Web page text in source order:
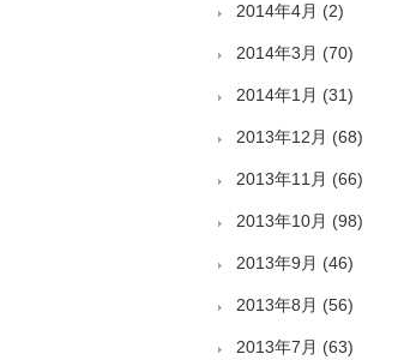
2014年4月 (2)
2014年3月 (70)
2014年1月 (31)
2013年12月 (68)
2013年11月 (66)
2013年10月 (98)
2013年9月 (46)
2013年8月 (56)
2013年7月 (63)